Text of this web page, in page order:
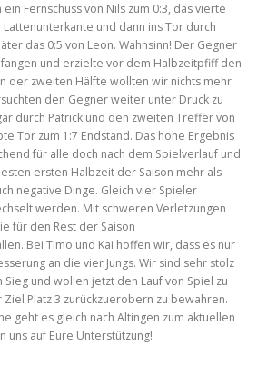
Fernschuss von Nils zum 0:3, das vierte
und dann ins Tor durch
das 0:5 von Leon. Wahnsinn! Der Gegner
und erzielte vor dem Halbzeitpfiff den
der zweiten Hälfte wollten wir nichts mehr
den Gegner weiter unter Druck zu
durch Patrick und den zweiten Treffer von
Tor zum 1:7 Endstand. Das hohe Ergebnis
für alle doch nach dem Spielverlauf und
ersten Halbzeit der Saison mehr als
negative Dinge. Gleich vier Spieler
werden. Mit schweren Verletzungen
für den Rest der Saison
Bei Timo und Kai hoffen wir, dass es nur
an die vier Jungs. Wir sind sehr stolz
und wollen jetzt den Lauf von Spiel zu
Platz 3 zurückzuerobern zu bewahren.
geht es gleich nach Altingen zum aktuellen
auf Eure Unterstützung!